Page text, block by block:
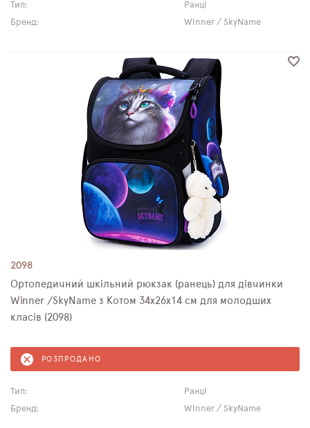
Тип:
Ранці
Бренд:
Winner / SkyName
2098
Ортопедичний шкільний рюкзак (ранець) для дівчинки
Winner /SkyName з Котом 34х26х14 см для молодших
класів (2098)
РОЗПРОДАНО
Тип:
Ранці
Бренд:
Winner / SkyName